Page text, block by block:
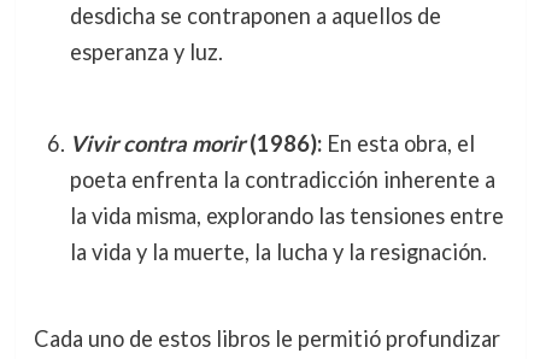
desdicha se contraponen a aquellos de
esperanza y luz.
Vivir contra morir(1986):En esta obra, el
poeta enfrenta la contradicción inherente a
la vida misma, explorando las tensiones entre
la vida y la muerte, la lucha y la resignación.
Cada uno de estos libros le permitió profundizar